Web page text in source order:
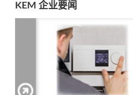
KEM 企业要闻